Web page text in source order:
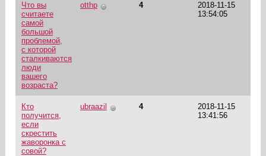
Что вы
считаете
самой
большой
проблемой,
с которой
сталкиваются
люди
вашего
возраста?
otthp 4
2018-11-15
13:54:05
Кто
получится,
если
скрестить
жаворонка с
совой?
ubraazil 4
2018-11-15
13:41:56